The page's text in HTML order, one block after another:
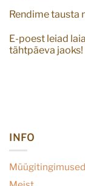
Rendime tausta
E-poest leiad
tähtpäeva jaoks!
INFO
Müügitingimused